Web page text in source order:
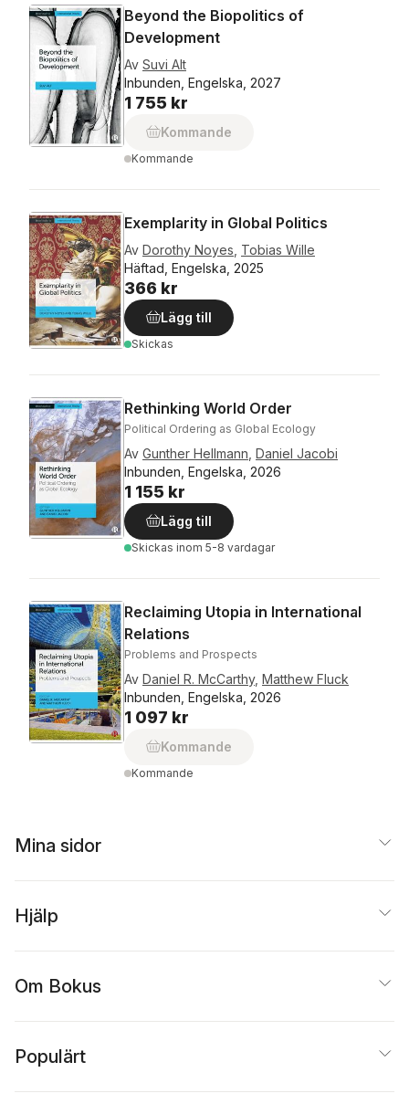
Beyond the Biopolitics of
Development
Av Suvi Alt
Inbunden, Engelska, 2027
1 755 kr
Kommande
Kommande
Exemplarity in Global Politics
Av Dorothy Noyes Tobias Wille
Häftad, Engelska, 2025
366 kr
Lägg till
Skickas
Rethinking World Order
Political Ordering as Global Ecology
Av Gunther Hellmann Daniel Jacobi
Inbunden, Engelska, 2026
1 155 kr
Lägg till
Skickas inom 5-8 vardagar
Reclaiming Utopia in International
Relations
Problems and Prospects
Av Daniel R. McCarthy, Matthew Fluck
Inbunden, Engelska, 2026
1 097 kr
Kommande
Kommande
Mina sidor
Hjälp
Om Bokus
Populärt